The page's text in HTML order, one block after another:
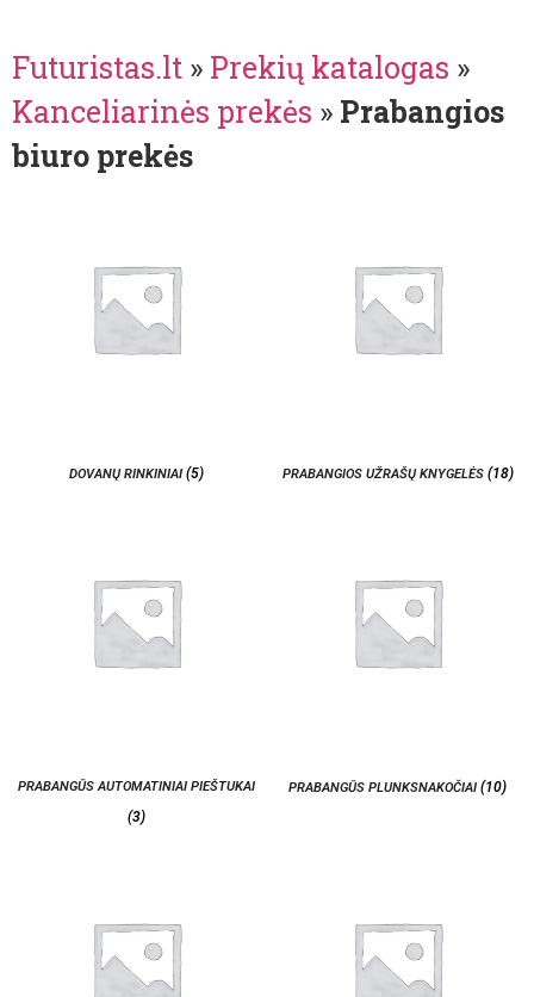
Futuristas.lt » Prekių katalogas »
Kanceliarinės prekės » Prabangios
biuro prekės
DOVANŲ RINKINIAI (5) PRABANGIOS UŽRAŠŲ KNYGELĖS (18)
PRABANGŪS AUTOMATINIAI PIEŠTUKAI
(3)
PRABANGŪS PLUNKSNAKOČIAI (10)